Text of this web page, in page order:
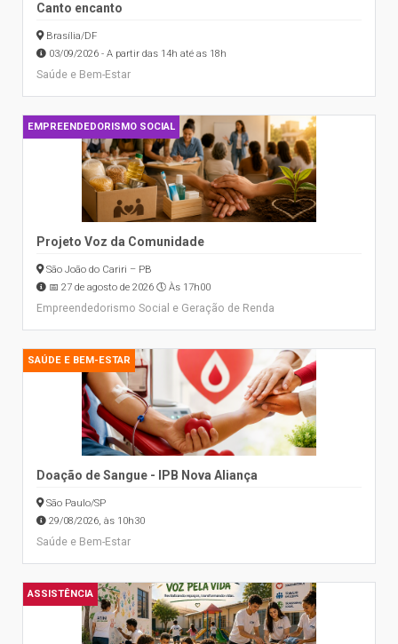
Canto encanto
Brasília/DF
03/09/2026 - A partir das 14h até as 18h
Saúde e Bem-Estar
EMPREENDEDORISMO SOCIAL
Projeto Voz da Comunidade
São João do Cariri – PB
📅 27 de agosto de 2026 🕔 Às 17h00
Empreendedorismo Social e Geração de Renda
SAÚDE E BEM-ESTAR
Doação de Sangue - IPB Nova Aliança
São Paulo/SP
29/08/2026, às 10h30
Saúde e Bem-Estar
ASSISTÊNCIA